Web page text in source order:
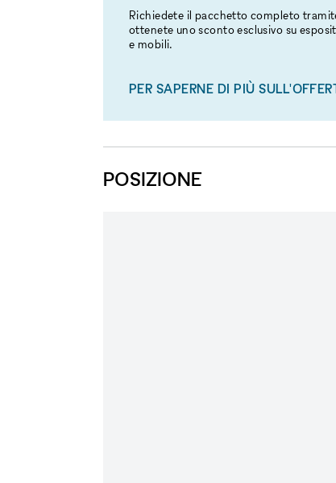
Richiedete il pacchetto completo
ottenete uno sconto esclusivo su
e mobili.
PER SAPERNE DI PIÙ
POSIZIONE